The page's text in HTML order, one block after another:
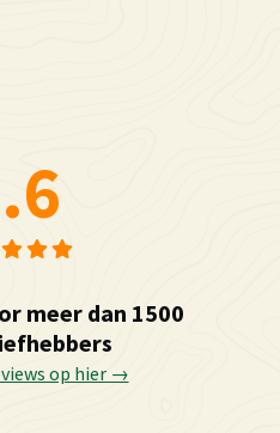
meer dan 1500
op hier →